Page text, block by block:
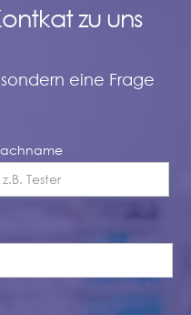
zu uns
sondern eine Frage